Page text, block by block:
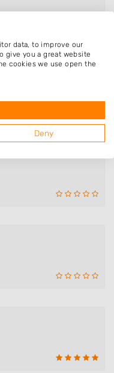
data, to improve our
give you a great website
cookies we use open the
Deny